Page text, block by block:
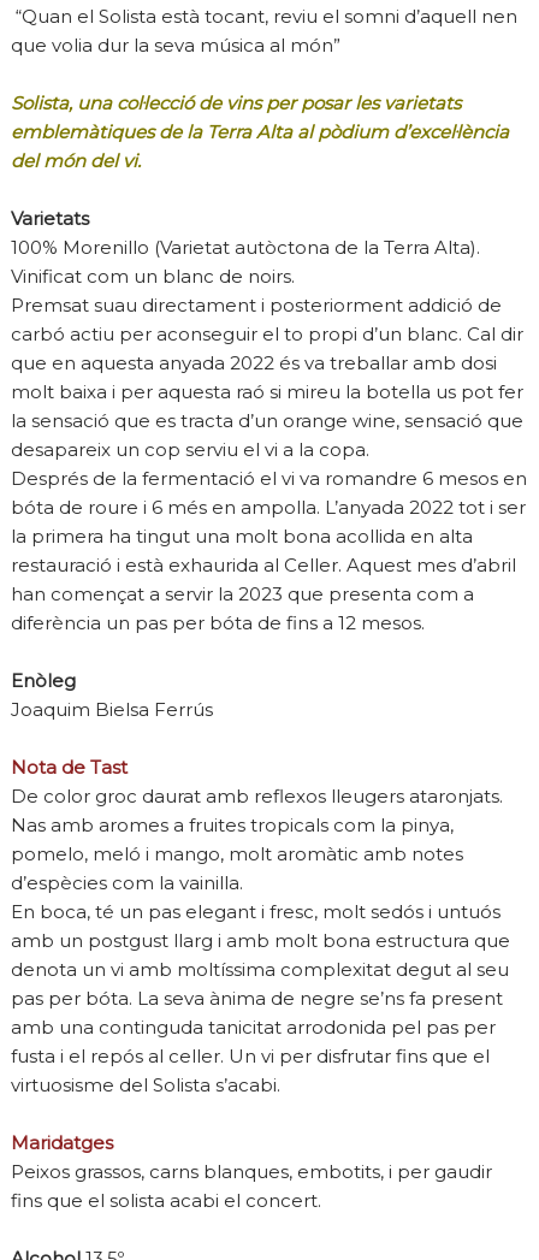
“Quan el Solista està tocant, reviu el somni d’aquell nen
que volia dur la seva música al món”
Solista, una col·lecció de vins per posar les varietats
emblemàtiques de la Terra Alta al pòdium d’excel·lència
del món del vi.
Varietats
100% Morenillo (Varietat autòctona de la Terra Alta).
Vinificat com un blanc de noirs.
Premsat suau directament i posteriorment addició de
carbó actiu per aconseguir el to propi d’un blanc. Cal dir
que en aquesta anyada 2022 és va treballar amb dosi
molt baixa i per aquesta raó si mireu la botella us pot fer
la sensació que es tracta d’un orange wine, sensació que
desapareix un cop serviu el vi a la copa.
Després de la fermentació el vi va romandre 6 mesos en
bóta de roure i 6 més en ampolla. L’anyada 2022 tot i ser
la primera ha tingut una molt bona acollida en alta
restauració i està exhaurida al Celler. Aquest mes d’abril
han començat a servir la 2023 que presenta com a
diferència un pas per bóta de fins a 12 mesos.
Enòleg
Joaquim Bielsa Ferrús
Nota de Tast
De color groc daurat amb reflexos lleugers ataronjats.
Nas amb aromes a fruites tropicals com la pinya,
pomelo, meló i mango, molt aromàtic amb notes
d’espècies com la vainilla.
En boca, té un pas elegant i fresc, molt sedós i untuós
amb un postgust llarg i amb molt bona estructura que
denota un vi amb moltíssima complexitat degut al seu
pas per bóta. La seva ànima de negre se’ns fa present
amb una continguda tanicitat arrodonida pel pas per
fusta i el repós al celler. Un vi per disfrutar fins que el
virtuosisme del Solista s’acabi.
Maridatges
Peixos grassos, carns blanques, embotits, i per gaudir
fins que el solista acabi el concert.